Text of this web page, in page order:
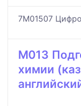
7M01507
M013
химии